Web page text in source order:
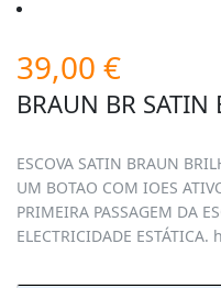
39,00 €
BRAUN BR SATIN
ESCOVA SATIN BRAUN
UM BOTAO COM IOES
PRIMEIRA PASSAGEM DA
ELECTRICIDADE